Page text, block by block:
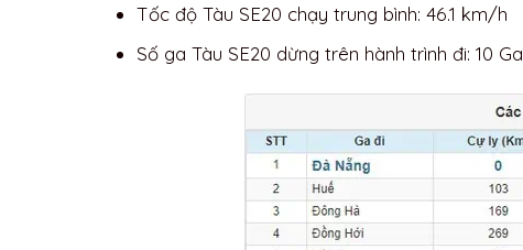
Tốc độ Tàu SE20 chạy trung bình: 46.1 km/h
Số ga Tàu SE20 dừng trên hành trình đi: 10 Ga